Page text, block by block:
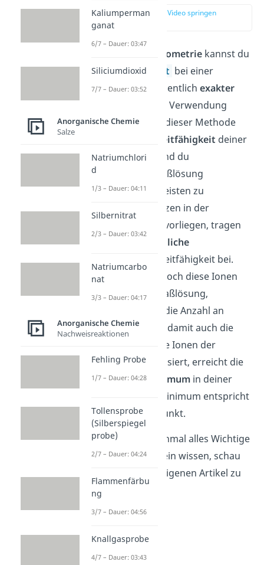
zur Stelle im Video springen
Konduktometriekannst du
denÄquivalenzpunkt bei einer
Titration oftmals wesentlich exakter
bestimmen als durch Verwendung
eines Indikators. Bei dieser Methode
misst du stetig die
Leitfähigkeit deiner
Probelösung, während du
kontinuierlich die Maßlösung
hinzugibst. Da die meisten zu
titrierenden Substanzen in der
Probelösung als Ion vorliegen, tragen
diese auch als
bewegliche
zur Leitfähigkeit bei.
Neutralisiert man jedoch diese Ionen
durch Zugabe der Maßlösung,
verringert sich auch die Anzahl an
Ladungsträgern und damit auch die
Leitfähigkeit. Sind alle Ionen der
Probelösung neutralisiert, erreicht die
Leitfähigkeit einMinimumin deiner
Messkurve. Dieses Minimum entspricht
deinem Äquivalenzpunkt.
Möchtest du noch einmal alles Wichtige
Titrationallgemein wissen, schau
unbedingt unseren eigenen Artikel zu
diesem Thema an!
Kaliumperman
ganat
6/7 – Dauer: 03:47
Siliciumdioxid
7/7 – Dauer: 03:52
Anorganische Chemie
Salze
Natriumchlori
d
1/3 – Dauer: 04:11
Silbernitrat
2/3 – Dauer: 03:42
Natriumcarbo
nat
3/3 – Dauer: 04:17
Anorganische Chemie
Nachweisreaktionen
Fehling Probe
1/7 – Dauer: 04:28
Tollensprobe
(Silberspiegel
probe)
2/7 – Dauer: 04:24
Flammenfärbu
ng
3/7 – Dauer: 04:56
Knallgasprobe
4/7 – Dauer: 03:43